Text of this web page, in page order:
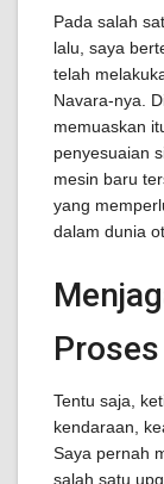
Pada salah
lalu, saya
telah
Navara-nya.
memuaskan
penyesuaian
mesin baru
yang
dalam dunia
Tentu saja,
kendaraan,
Saya pernah
salah satu